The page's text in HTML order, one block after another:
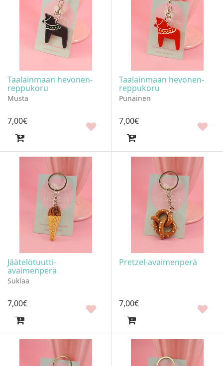
Taalainmaan hevonen-
reppukoru
Musta
7,00€
Taalainmaan hevonen-
reppukoru
Punainen
7,00€
Jäätelötuutti-
avaimenperä
Suklaa
7,00€
Pretzel-avaimenperä
7,00€